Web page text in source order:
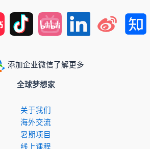
添加企业微信了解更多
全球梦想家
关于我们
​海外交流
暑期项目
​线上课程